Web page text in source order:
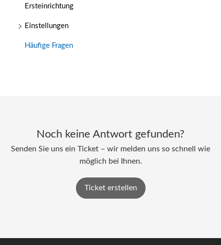
Ersteinrichtung
Einstellungen
Häufige Fragen
Noch keine Antwort gefunden?
Senden Sie uns ein Ticket – wir melden uns so schnell wie
möglich bei Ihnen.
Ticket erstellen